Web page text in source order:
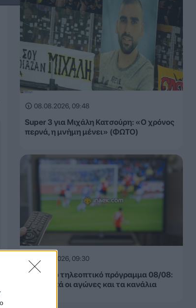
08.08.2026, 09:48
Super 3 για Μιχάλη Κατσούρη: «Ο χρόνος
περνά, η μνήμη μένει» (ΦΩΤΟ)
08.08.2026, 09:30
Αθλητικό τηλεοπτικό πρόγραμμα 08/08:
Αναλυτικά οι αγώνες και τα κανάλια